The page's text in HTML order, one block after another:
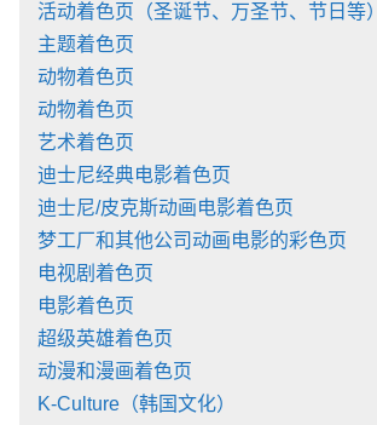
活动着色页（圣诞节、万圣节、节日等）
主题着色页
动物着色页
动物着色页
艺术着色页
迪士尼经典电影着色页
迪士尼/皮克斯动画电影着色页
梦工厂和其他公司动画电影的彩色页
电视剧着色页
电影着色页
超级英雄着色页
动漫和漫画着色页
K-Culture（韩国文化）